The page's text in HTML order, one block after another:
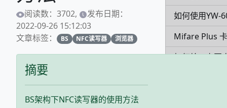
如何使用YW-
Mifare Plus
如何给IC卡写
阅读数：3702,
发布日期：
2022-09-26 15:12:03
文章标签：
BS NFC读写器 浏览器
摘要
BS架构下NFC读写器的使用方法